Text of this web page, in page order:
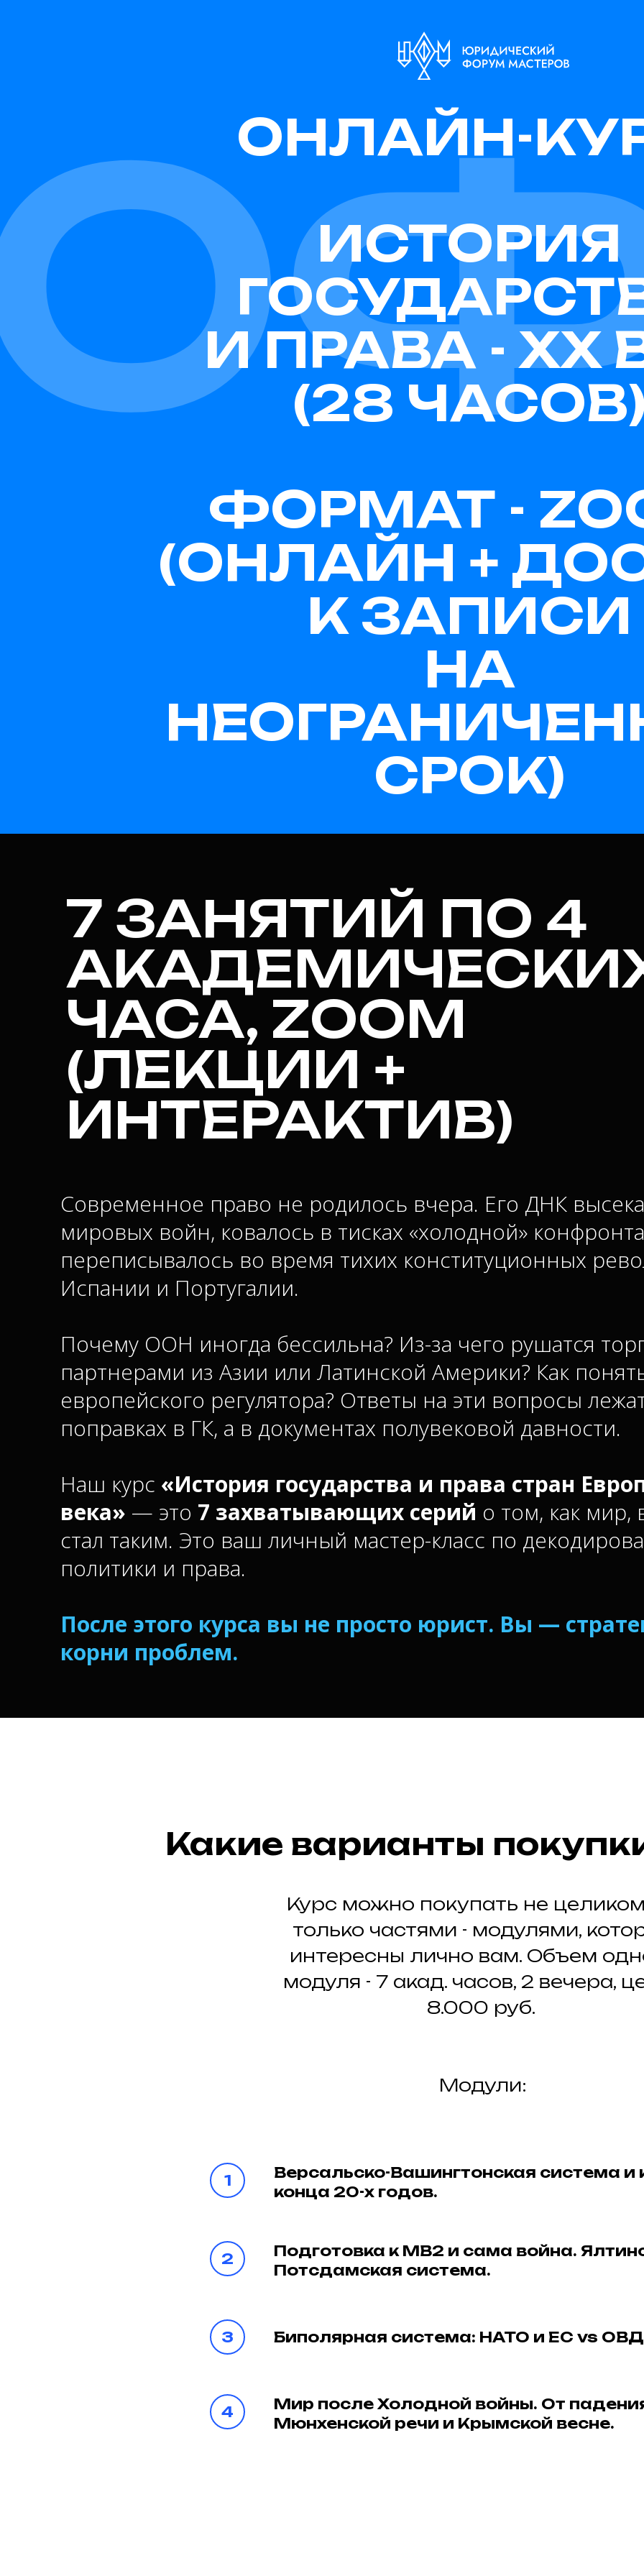
ОНЛАЙН-
ИСТОРИЯ
И ПРАВА - XX
(28
ФОРМАТ -
(ОНЛАЙН +
К ЗАПИСИ
НА
СРОК)
7 ЗАНЯТИЙ ПО 4
ЧАСА, ZOOM
(ЛЕКЦИИ +
ИНТЕРАКТИВ)
Современное право не родилось вчера. Его ДНК
мировых войн, ковалось в тисках «холодной»
переписывалось во время тихих конституционных
Испании и Португалии.
Почему ООН иногда бессильна? Из-за чего рушатся
партнерами из Азии или Латинской Америки? Как
европейского регулятора? Ответы на эти вопросы
поправках в ГК, а в документах полувековой давности.
Наш курс «История государства и права стран
века» — это 7 захватывающих серий о том, как
стал таким. Это ваш личный мастер-класс по
политики и права.
После этого курса вы не просто юрист. Вы —
корни проблем.
Какие варианты
Курс можно покупать не
только частями - модулями,
интересны лично вам. Объем
модуля - 7 акад. часов, 2 вечера,
8.000 руб.
Модули:
Версальско-Вашингтонская система и
конца 20-х годов.
Подготовка к МВ2 и сама война.
Потсдамская система.
Биполярная система: НАТО и ЕС vs
Мир после Холодной войны. От
Мюнхенской речи и Крымской весне.